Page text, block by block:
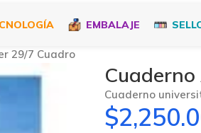
EMBALAJE
29/7 Cuadro
Cuaderno
$